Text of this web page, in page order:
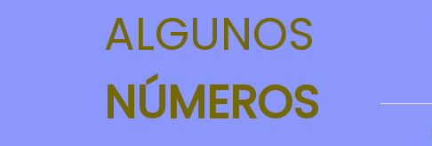
ALGUNOS
NÚMEROS